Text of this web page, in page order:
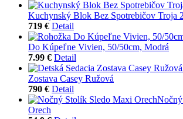
Kuchynský Blok Bez Spotrebičov Troja
719 € Detail
Do Kúpeľne Vivien, 50/50cm, Modrá
7.99 € Detail
Zostava Casey Ružová
790 € Detail
Orech